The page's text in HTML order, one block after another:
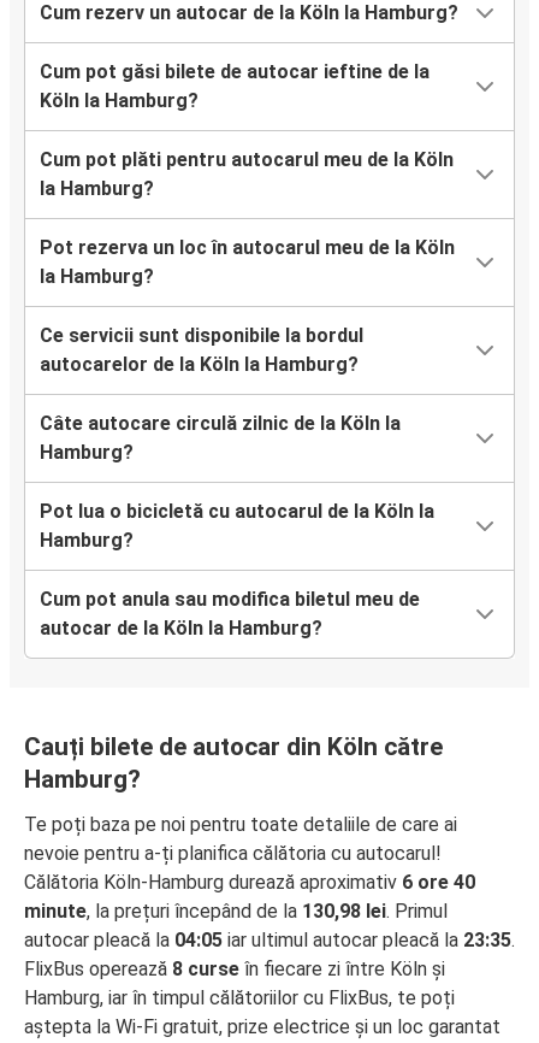
Cum rezerv un autocar de la Köln la Hamburg?
Cum pot găsi bilete de autocar ieftine de la
Köln la Hamburg?
Cum pot plăti pentru autocarul meu de la Köln
la Hamburg?
Pot rezerva un loc în autocarul meu de la Köln
la Hamburg?
Ce servicii sunt disponibile la bordul
autocarelor de la Köln la Hamburg?
Câte autocare circulă zilnic de la Köln la
Hamburg?
Pot lua o bicicletă cu autocarul de la Köln la
Hamburg?
Cum pot anula sau modifica biletul meu de
autocar de la Köln la Hamburg?
Cauți bilete de autocar din Köln către
Hamburg?
Te poți baza pe noi pentru toate detaliile de care ai
nevoie pentru a-ți planifica călătoria cu autocarul!
Călătoria Köln-Hamburg durează aproximativ 6 ore 40
minute, la prețuri începând de la 130,98 lei. Primul
autocar pleacă la 04:05 iar ultimul autocar pleacă la 23:35.
FlixBus operează 8 curse în fiecare zi între Köln și
Hamburg, iar în timpul călătoriilor cu FlixBus, te poți
aștepta la Wi-Fi gratuit, prize electrice și un loc garantat